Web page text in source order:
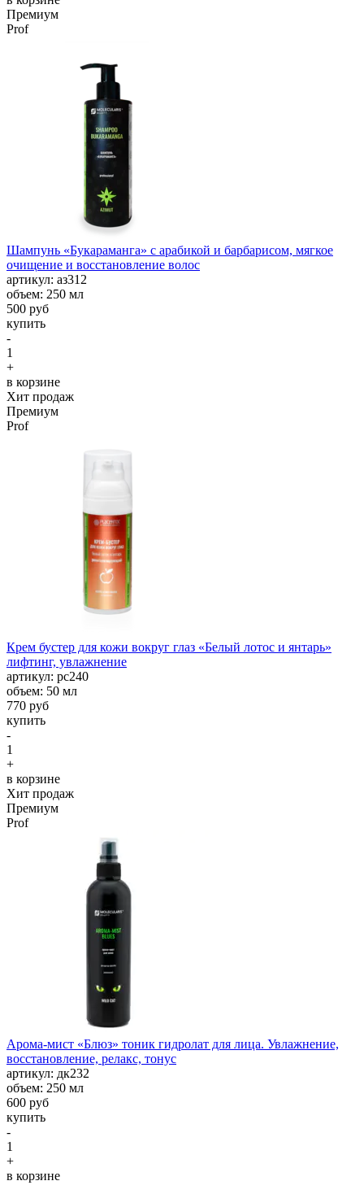
Премиум
Prof
Шампунь «Букараманга» с арабикой и барбарисом, мягкое
очищение и восстановление волос
aртикул: аз312
объем: 250 мл
500 руб
купить
-
1
+
в корзине
Хит продаж
Премиум
Prof
Крем бустер для кожи вокруг глаз «Белый лотос и янтарь»
лифтинг, увлажнение
aртикул: рс240
объем: 50 мл
770 руб
купить
-
1
+
в корзине
Хит продаж
Премиум
Prof
Арома-мист «Блюз» тоник гидролат для лица. Увлажнение,
восстановление, релакс, тонус
aртикул: дк232
объем: 250 мл
600 руб
купить
-
1
+
в корзине